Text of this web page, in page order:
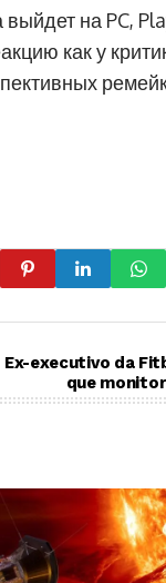
на PC,
как у
Ex-executivo da
que